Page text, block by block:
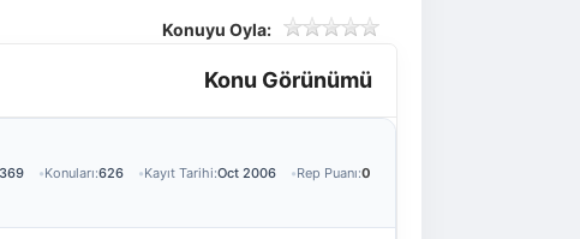
Konuyu Oyla:
Konu Görünümü
Konuları:626 Kayıt Tarihi:Oct 2006 Rep Puanı:0